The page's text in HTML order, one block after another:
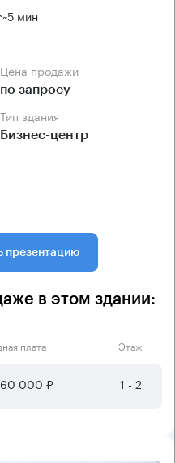
~5 мин
Цена продажи
по запросу
Тип здания
Бизнес-центр
презентацию
в этом здании:
плата Этаж
000 ₽ 1 - 2